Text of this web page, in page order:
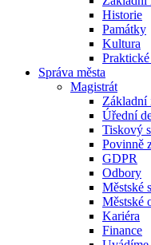
Historie
Památky
Kultura
Správa města
Magistrát
Základní
Úřední
Tiskový
Povinně
GDPR
Odbory
Městské
Městské
Kariéra
Finance